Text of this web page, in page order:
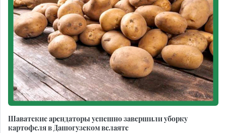
Шаватские арендаторы успешно завершили уборку
картофеля в Дашогузском велаяте